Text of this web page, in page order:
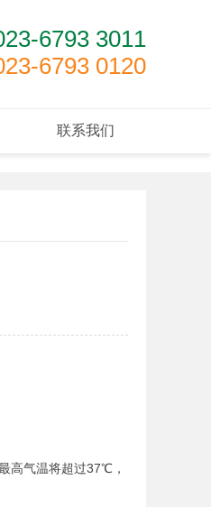
6793 3011
6793 0120
联系我们
高气温将超过37℃，